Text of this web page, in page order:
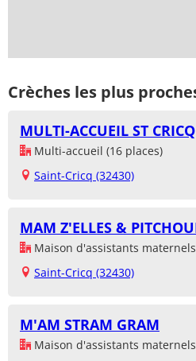
Crèches les plus
MULTI-ACCUEIL ST CRICQ
Multi-accueil (16 places)
Saint-Cricq (32430)
MAM Z'ELLES &
Maison d'assistants
Saint-Cricq (32430)
M'AM STRAM GRAM
Maison d'assistants